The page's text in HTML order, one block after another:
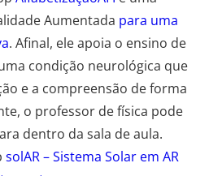
Aumentada para uma
. Afinal, ele apoia o ensino de
condição neurológica que
e a compreensão de forma
o professor de física pode
dentro da sala de aula.
solAR – Sistema Solar em AR